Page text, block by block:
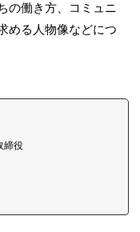
の働き方、コミュニ
める人物像などにつ
締役